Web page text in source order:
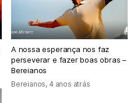
A nossa esperança nos faz
perseverar e fazer boas obras –
Bereianos
Bereianos, 4 anos atrás